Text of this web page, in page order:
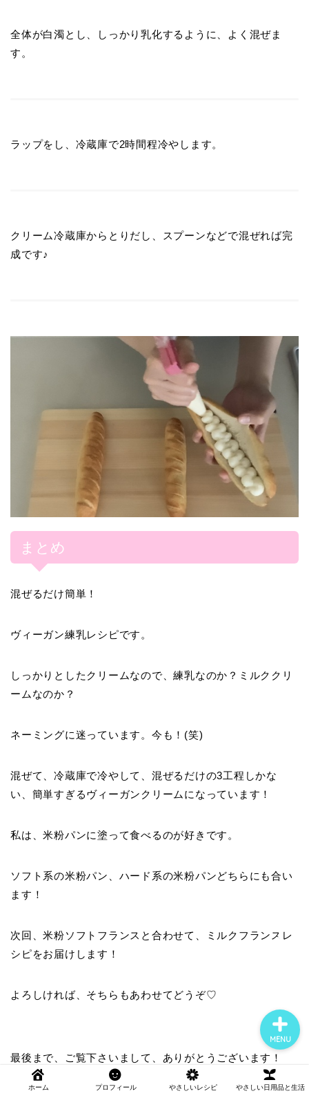
全体が白濁とし、しっかり乳化するように、よく混ぜま
す。
ラップをし、冷蔵庫で2時間程冷やします。
クリーム冷蔵庫からとりだし、スプーンなどで混ぜれば完
成です♪
まとめ
混ぜるだけ簡単！
ヴィーガン練乳レシピです。
しっかりとしたクリームなので、練乳なのか？ミルククリ
ームなのか？
ネーミングに迷っています。今も！(笑)
混ぜて、冷蔵庫で冷やして、混ぜるだけの3工程しかな
い、簡単すぎるヴィーガンクリームになっています！
私は、米粉パンに塗って食べるのが好きです。
ソフト系の米粉パン、ハード系の米粉パンどちらにも合い
ます！
次回、米粉ソフトフランスと合わせて、ミルクフランスレ
シピをお届けします！
よろしければ、そちらもあわせてどうぞ♡
最後まで、ご覧下さいまして、ありがとうございます！
ホーム プロフィール やさしいレシピ やさしい日用品と生活
MENU
ホーム
やさしいレシピ
やさしいごはんとおやつの